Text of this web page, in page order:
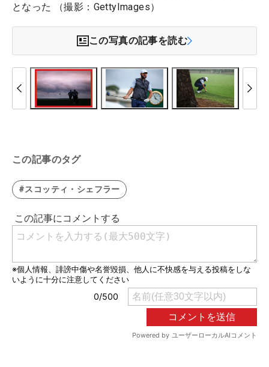
となった （撮影：GettyImages）
この写真の記事を読む
この記事のタグ
#スコッティ・シェフラー